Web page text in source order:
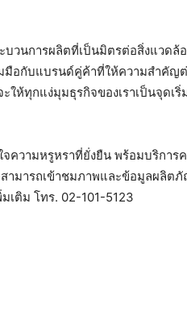
วนการผลิตที่เป็นมิตรต่อสิ่งแวดล้
มือกับแบรนด์คู่ค้าที่ให้ความสำคัญ
ห้ทุกแง่มุมธุรกิจของเราเป็นจุดเ
ความหรูหราที่ยั่งยืน พร้อมบริการ
ามารถเข้าชมภาพและข้อมูลผลิต
เติม โทร. 02-101-5123